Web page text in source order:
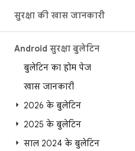
सुरक्षा की खास जानकारी
Android सुरक्षा बुलेटिन
बुलेटिन का होम पेज
खास जानकारी
2026 के बुलेटिन
2025 के बुलेटिन
साल 2024 के बुलेटिन